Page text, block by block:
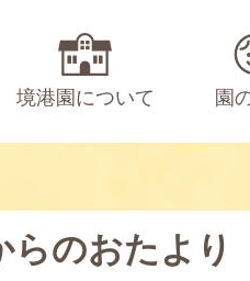
境港園について 園
らのおたより